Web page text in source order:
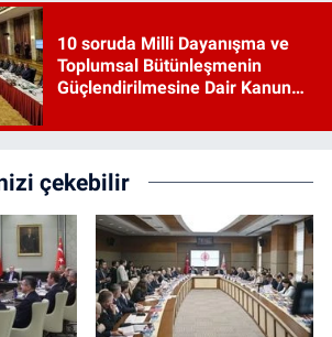
10 soruda Milli Dayanışma ve
Toplumsal Bütünleşmenin
Güçlendirilmesine Dair Kanun
çekebilir